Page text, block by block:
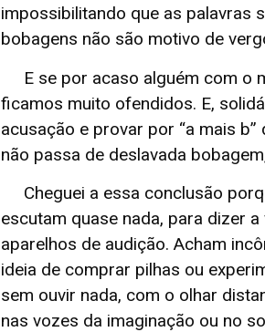
impossibilitando que as palavras
bobagens não são motivo de
E se por acaso alguém com o
ficamos muito ofendidos. E,
acusação e provar por “a mais
não passa de deslavada
Cheguei a essa conclusão
escutam quase nada, para dizer
aparelhos de audição. Acham
ideia de comprar pilhas ou
sem ouvir nada, com o olhar
nas vozes da imaginação ou no